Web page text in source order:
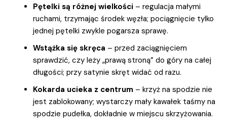
Pętelki są różnej wielkości – regulacja małymi
ruchami, trzymając środek węzła; pociągnięcie tylko
jednej pętelki zwykle pogarsza sprawę.
Wstążka się skręca – przed zaciągnięciem
sprawdzić, czy leży „prawą stroną” do góry na całej
długości; przy satynie skręt widać od razu.
Kokarda ucieka z centrum – krzyż na spodzie nie
jest zablokowany; wystarczy mały kawałek taśmy na
spodzie pudełka, dokładnie w miejscu skrzyżowania.